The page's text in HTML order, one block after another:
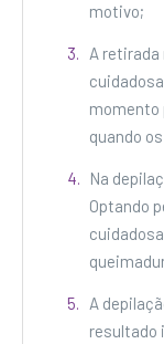
motivo;
A retirada
momento
quando
Na
Optando
A
resultado